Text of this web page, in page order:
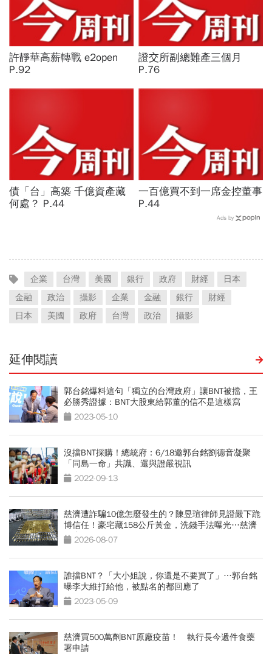
許靜華高薪轉戰 e2open
P.92
證交所副總難產三個月
P.76
債「台」高築 千億資產藏
何處？ P.44
一百億買不到一席金控董事
P.44
Ads by
企業 台灣 美國 銀行 政府 財經
日本
金融
政治 攝影 企業 金融 銀行
財經
日本
美國 政府 台灣 政治 攝影
延伸閱讀
郭台銘爆料這句「獨立的台灣政府」讓BNT被擋，王
必勝秀證據：BNT大股東給郭董的信不是這樣寫
2023-05-10
沒擋BNT採購！總統府：6/18邀郭台銘劉德音凝聚
「同島一命」共識、還與證嚴視訊
2022-09-13
慈濟遭詐騙10億怎麼發生的？陳昱瑄律師見證嚴下跪
博信任！豪宅藏158公斤黃金，洗錢手法曝光…慈濟
回應了
2026-08-07
誰擋BNT？「大小姐說，你還是不要買了」…郭台銘
曝李大維打給他，被點名的都回應了
2023-05-09
慈濟買500萬劑BNT原廠疫苗！ 執行長今遞件食藥
署申請